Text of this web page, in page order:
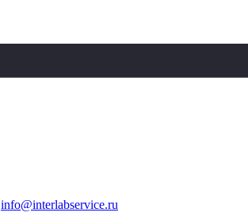
info@interlabservice.ru